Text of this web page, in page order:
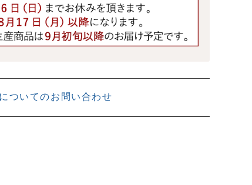
ついてのお問い合わせ